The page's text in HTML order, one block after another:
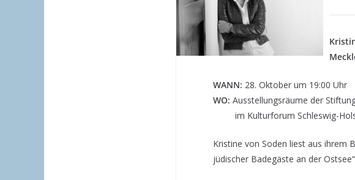
WANN: 28. Oktober um 19:00 Uhr
WO: Ausstellungsräume der
im Kulturforum Schleswig-
Kristine von Soden liest aus ihrem
jüdischer Badegäste an der